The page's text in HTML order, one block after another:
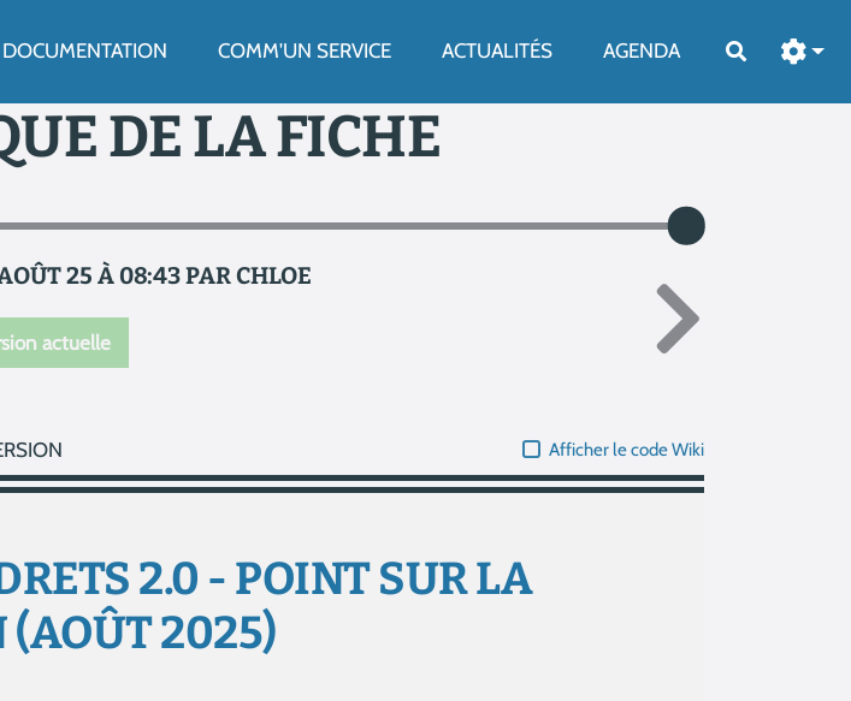
DOCUMENTATION COMM'UN SERVICE ACTUALITÉS AGENDA Rechercher
DE LA FICHE
25 À 08:43 PAR CHLOE
actuelle
Afficher le code Wiki
2.0 - POINT SUR LA
(AOÛT 2025)